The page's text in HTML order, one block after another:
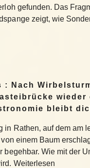
gefunden. Das
zeigt, wie
: Nach
wieder
bleibt
in Rathen, auf dem am
einem Baum
begehbar. Wie mit der
Weiterlesen